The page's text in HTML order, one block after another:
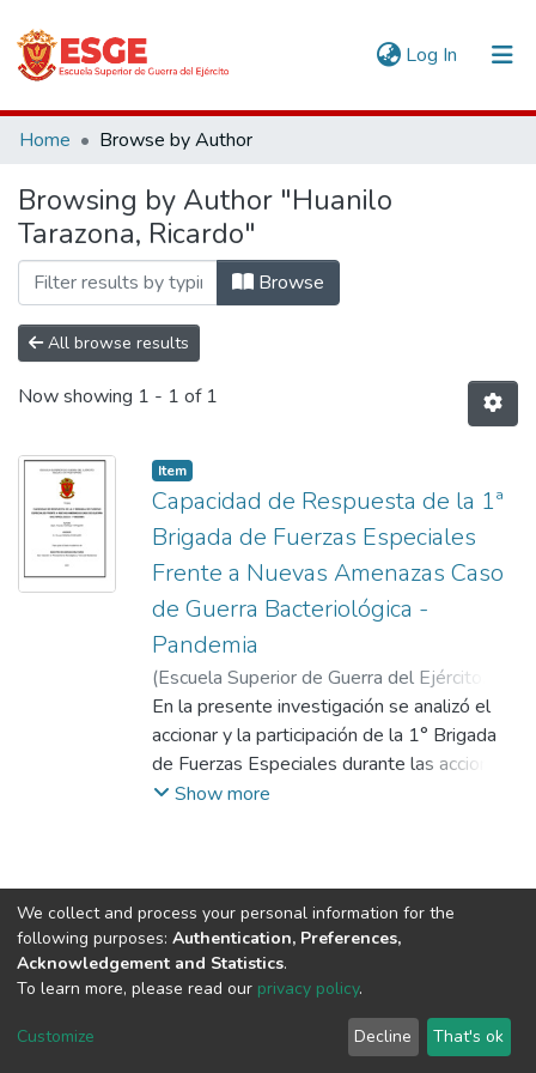
Log In (current)
Communities & Collections
All of DSpace
Home Browse by Author
Browsing by Author "Huanilo
Tarazona, Ricardo"
Browse
All browse results
Now showing 1 - 1 of 1
Item
Capacidad de Respuesta de la 1ª
Brigada de Fuerzas Especiales
Frente a Nuevas Amenazas Caso
de Guerra Bacteriológica -
Pandemia
(Escuela Superior de Guerra del Ejército.
Escuela de Postgrado,2021-03-11)
Huanilo Tarazona, Ricardo ;Gonzalez Begazo,
Ronal
En la presente investigación se analizó el
accionar y la participación de la 1° Brigada
de Fuerzas Especiales durante las acciones
militares en el establecimiento del orden
más protagónicas y nocivas en el presente
año, la cual continúa asolando a nuestro
país.
El objetivo de esta investigación fue analizar
la capacidad de respuesta de la 1ª Brigada
de Fuerzas Especiales frente a nuevas
Show more
DSpace software copyright © 2002-2026
Cookie
End User
Agreement
Send
Feedback
We collect and process your personal information for the
following purposes: Authentication, Preferences,
Acknowledgement and Statistics.
To learn more, please read our privacy policy.
Customize Decline That's ok